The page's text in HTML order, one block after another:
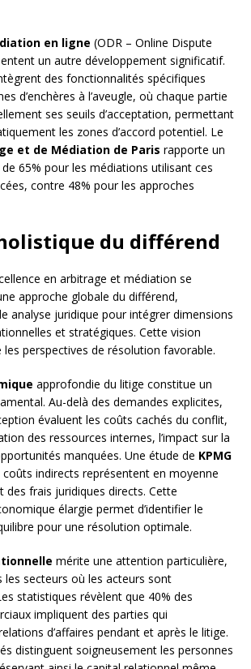
en ligne (ODR – Online Dispute
un autre développement significatif.
des fonctionnalités spécifiques
d’enchères à l’aveugle, où chaque partie
ses seuils d’acceptation, permettant
les zones d’accord potentiel. Le
et de Médiation de Paris rapporte un
65% pour les médiations utilisant ces
contre 48% pour les approches
du différend
en arbitrage et médiation se
approche globale du différend,
analyse juridique pour intégrer dimensions
et stratégiques. Cette vision
perspectives de résolution favorable.
approfondie du litige constitue un
Au-delà des demandes explicites,
évaluent les coûts cachés du conflit,
des ressources internes, l’impact sur la
manquées. Une étude de KPMG
indirects représentent en moyenne
des frais juridiques directs. Cette
élargie permet d’identifier le
pour une résolution optimale.
mérite une attention particulière,
les secteurs où les acteurs sont
statistiques révèlent que 40% des
impliquent des parties qui
d’affaires pendant et après le litige.
distinguent soigneusement les personnes